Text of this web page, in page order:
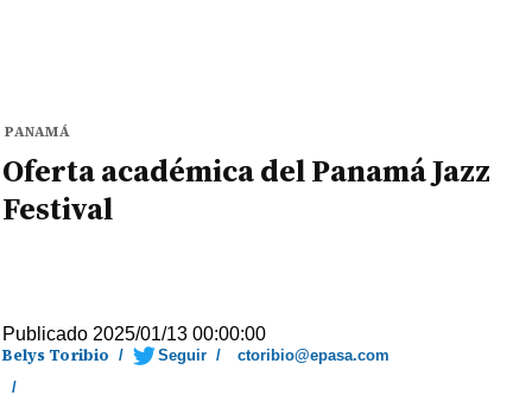
PANAMÁ
Oferta académica del Panamá Jazz
Festival
Publicado 2025/01/13 00:00:00
Belys Toribio / Seguir /
ctoribio@epasa.com
/